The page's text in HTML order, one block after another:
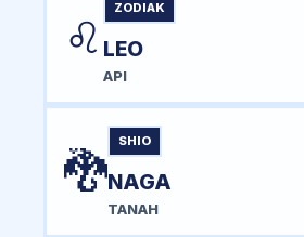
♌
ZODIAK
LEO
API
🐉
SHIO
NAGA
TANAH